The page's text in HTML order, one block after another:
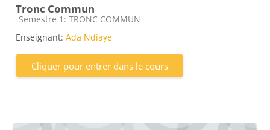
Tronc Commun
Catégorie de cours
Semestre 1: TRONC COMMUN
Enseignant: Ada Ndiaye
Cliquer pour entrer dans le cours